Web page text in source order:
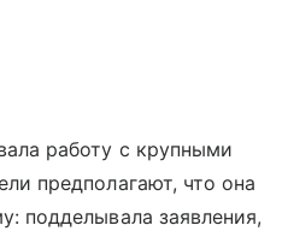
работу с крупными
предполагают, что она
подделывала заявления,